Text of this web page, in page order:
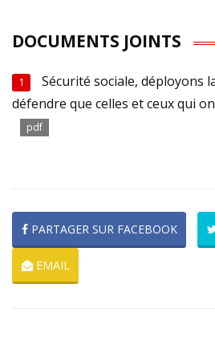
DOCUMENTS JOINTS
1
Sécurité sociale, déployons
défendre que celles et ceux qui
pdf
PARTAGER SUR FACEBOOK
EMAIL